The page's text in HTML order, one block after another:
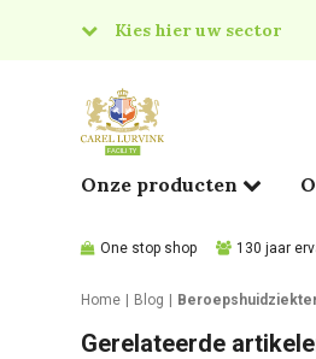
Kies hier uw sector
Food
Onze producten
One stop shop 130 jaar
Home Blog
Gerelateerde